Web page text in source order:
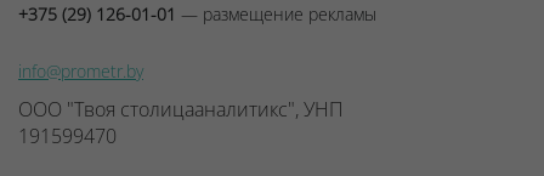
+375 (29) 126-01-01 — размещение рекламы
info@prometr.by
ООО "Твоя столицааналитикс", УНП
191599470